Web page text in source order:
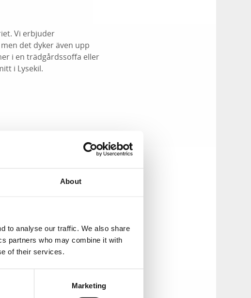
About
to analyse our traffic. We also share
partners who may combine it with
of their services.
Marketing
Vi erbjuder
det dyker även upp
i en trädgårdssoffa eller
i Lysekil.